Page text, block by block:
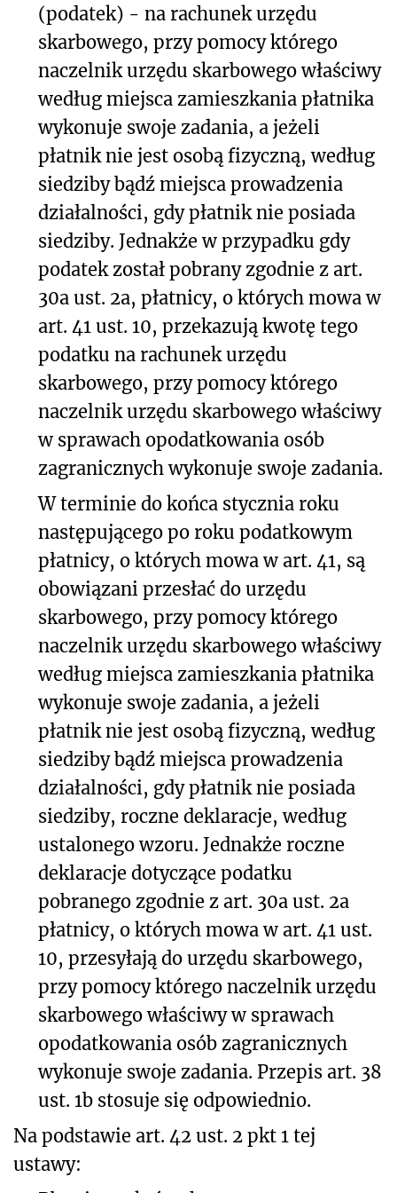
(podatek) - na rachunek urzędu
skarbowego, przy pomocy którego
naczelnik urzędu skarbowego właściwy
według miejsca zamieszkania płatnika
wykonuje swoje zadania, a jeżeli
płatnik nie jest osobą fizyczną, według
siedziby bądź miejsca prowadzenia
działalności, gdy płatnik nie posiada
siedziby. Jednakże w przypadku gdy
podatek został pobrany zgodnie z art.
30a ust. 2a, płatnicy, o których mowa w
art. 41 ust. 10, przekazują kwotę tego
podatku na rachunek urzędu
skarbowego, przy pomocy którego
naczelnik urzędu skarbowego właściwy
w sprawach opodatkowania osób
zagranicznych wykonuje swoje zadania.
W terminie do końca stycznia roku
następującego po roku podatkowym
płatnicy, o których mowa w art. 41, są
obowiązani przesłać do urzędu
skarbowego, przy pomocy którego
naczelnik urzędu skarbowego właściwy
według miejsca zamieszkania płatnika
wykonuje swoje zadania, a jeżeli
płatnik nie jest osobą fizyczną, według
siedziby bądź miejsca prowadzenia
działalności, gdy płatnik nie posiada
siedziby, roczne deklaracje, według
ustalonego wzoru. Jednakże roczne
deklaracje dotyczące podatku
pobranego zgodnie z art. 30a ust. 2a
płatnicy, o których mowa w art. 41 ust.
10, przesyłają do urzędu skarbowego,
przy pomocy którego naczelnik urzędu
skarbowego właściwy w sprawach
opodatkowania osób zagranicznych
wykonuje swoje zadania. Przepis art. 38
ust. 1b stosuje się odpowiednio.
Na podstawie art. 42 ust. 2 pkt 1 tej
ustawy: